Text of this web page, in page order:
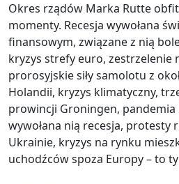
Okres rządów Marka Rutte
momenty. Recesja wywołana
finansowym, związane z nią
kryzys strefy euro, zestrzelenie
prorosyjskie siły samolotu z
Holandii, kryzys klimatyczny,
prowincji Groningen,
wywołana nią recesja, protesty
Ukrainie, kryzys na rynku
uchodźców spoza Europy – to